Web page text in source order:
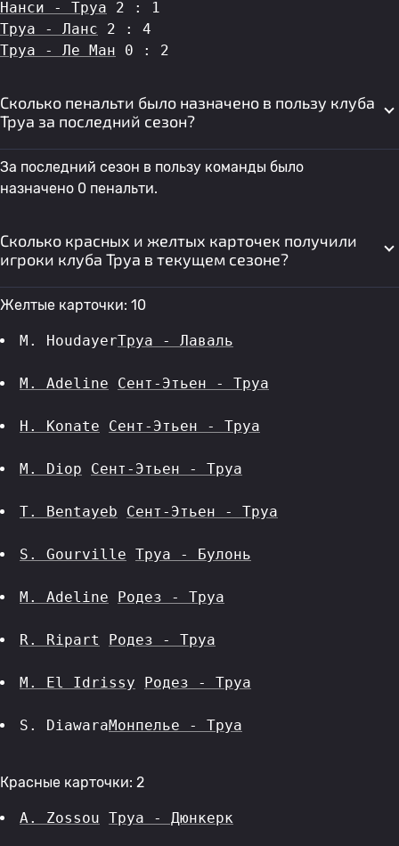
Нанси - Труа 2 : 1
Труа - Ланс 2 : 4
Труа - Ле Ман 0 : 2
Сколько пенальти было назначено в пользу клуба
Труа за последний сезон?
За последний сезон в пользу команды было
назначено 0 пенальти.
Сколько красных и желтых карточек получили
игроки клуба Труа в текущем сезоне?
Желтые карточки: 10
M. HoudayerТруа - Лаваль
M. Adeline Сент-Этьен - Труа
H. Konate Сент-Этьен - Труа
M. Diop Сент-Этьен - Труа
T. Bentayeb Сент-Этьен - Труа
S. Gourville Труа - Булонь
M. Adeline Родез - Труа
R. Ripart Родез - Труа
M. El Idrissy Родез - Труа
S. DiawaraМонпелье - Труа
Красные карточки: 2
A. Zossou Труа - Дюнкерк